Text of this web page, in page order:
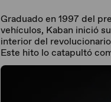
Graduado en 1997 del
vehículos, Kaban inició
interior del revolucionario
Este hito lo catapultó